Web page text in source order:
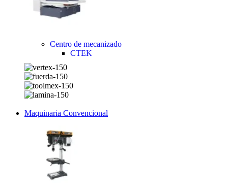
Centro de mecanizado
CTEK
Maquinaria Convencional